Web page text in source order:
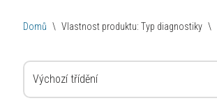
Domů \ Vlastnost produktu: Typ diagnostiky \